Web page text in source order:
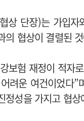
상 단장)는 가입
협상이 결렬된
보험 재정이 적자
려운 여건이었다
성을 가지고 협